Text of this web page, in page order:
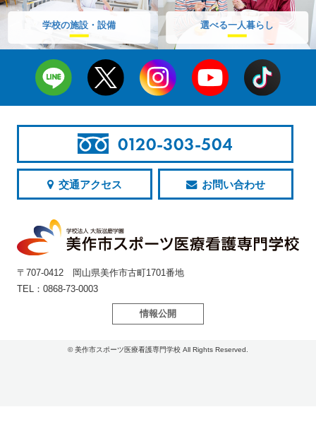
学校の施設・設備 選べる一人暮らし
0120-303-504
交通アクセス お問い合わせ
〒707-0412 岡山県美作市古町1701番地
TEL：0868-73-0003
情報公開
© 美作市スポーツ医療看護専門学校 All Rights Reserved.